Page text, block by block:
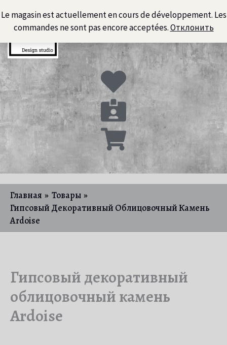
Le magasin est actuellement en cours de développement. Les
commandes ne sont pas encore acceptées.Отклонить
к
содержимому
Главная
Товары
Гипсовый Декоративный Облицовочный Камень
Ardoise
Гипсовый декоративный
облицовочный камень
Ardoise